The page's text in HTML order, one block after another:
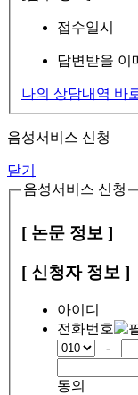
접수일시
답변받을 이
나의 상담내역 바
음성서비스 신청
닫기
음성서비스 신청
[ 논문 정보 ]
[ 신청자 정보 ]
아이디
전화번호
-
동의